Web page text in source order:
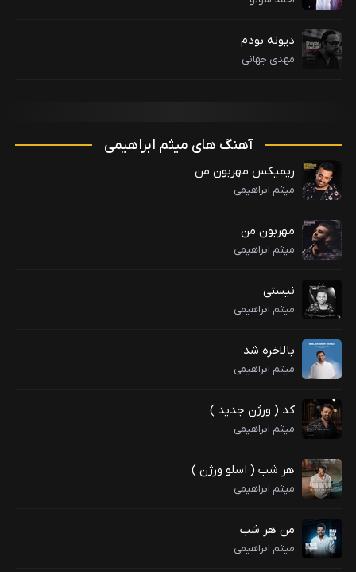
دیونه بودم
مهدی جهانی
آهنگ های میثم ابراهیمی
ریمیکس مهربون من
میثم ابراهیمی
مهربون من
میثم ابراهیمی
نیستی
میثم ابراهیمی
بالاخره شد
میثم ابراهیمی
کد ( ورژن جدید )
میثم ابراهیمی
هر شب ( اسلو ورژن )
میثم ابراهیمی
من هر شب
میثم ابراهیمی